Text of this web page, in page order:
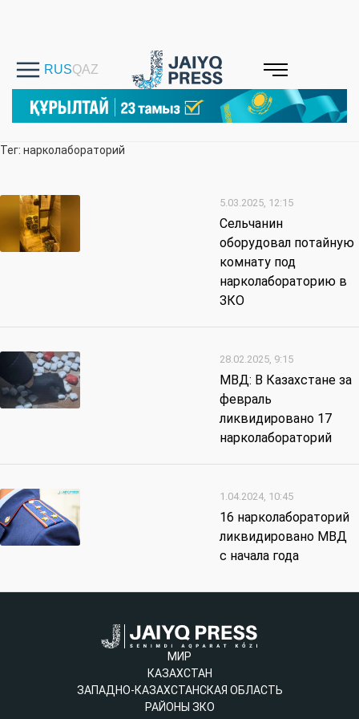
Тег: нарколабораторий
5.03.2025, 12:15
Сельчанин
оборудовал потайную
комнату под
нарколабораторию в
ЗКО
28.02.2025, 9:15
МВД: В Казахстане за
февраль
ликвидировано 17
нарколабораторий
1.04.2024, 10:45
16 нарколабораторий
ликвидировано МВД
с начала года
МИР
КАЗАХСТАН
ЗАПАДНО-КАЗАХСТАНСКАЯ ОБЛАСТЬ
РАЙОНЫ ЗКО